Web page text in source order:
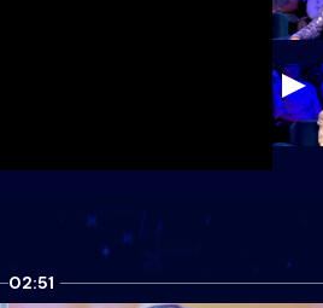
02:51